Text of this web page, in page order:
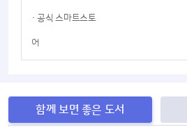
· 공식 스마트스토
어
함께 보면 좋은 도서